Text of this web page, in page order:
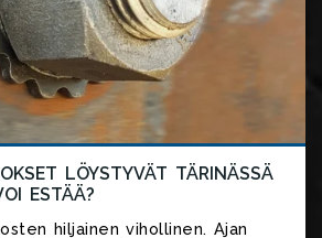
LÖYSTYVÄT TÄRINÄSSÄ
ESTÄÄ?
hiljainen vihollinen. Ajan